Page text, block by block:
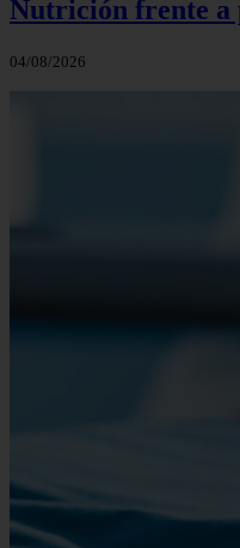
Nutrición frente a
04/08/2026